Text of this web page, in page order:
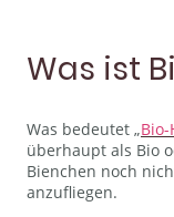
Was ist
Was bedeutet „
überhaupt als Bio
Bienchen noch
anzufliegen.